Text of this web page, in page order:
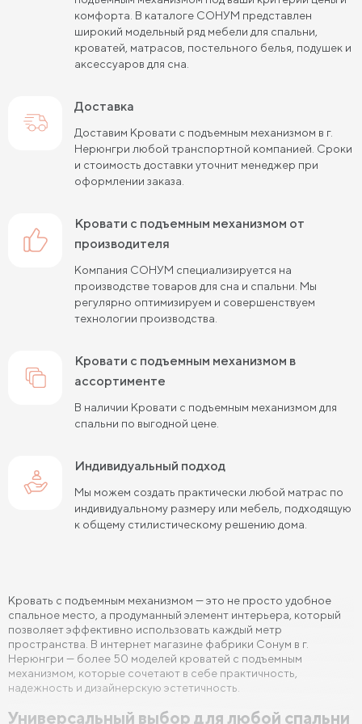
Кровати черного цвета Кровати бежевого цвета
Кровати шириной 80 см (Узкие)
Кровати шириной 140 см
Кровати шириной 180 см Кровати шириной 200 см
Высокие кровати Низкие кровати
Кровати длиной 180 см
Кровати длиной 200 см
Кровати 80х180 см (для маленькой комнаты)
Кровати 90х180 см Кровати 120х180 см
Кровати 90х190 см Кровати 120х190 см
Кровати 140х190 см Кровати 160х190 см
Кровати 80х200 см Кровати 90х200 см
Кровати 120х200 см Кровати 140х200 см
Кровати с подъемным механизмом
Кровати для взрослых Кровати с ящиками
Кровати 160 х 200 с подъемным механизмом и ящиками
комфорта. В каталоге СОНУМ представлен
широкий модельный ряд мебели для спальни,
кроватей, матрасов, постельного белья, подушек и
аксессуаров для сна.
Доставка
Доставим Кровати с подъемным механизмом в г.
Нерюнгри любой транспортной компанией. Сроки
и стоимость доставки уточнит менеджер при
оформлении заказа.
Кровати с подъемным механизмом от
производителя
Компания СОНУМ специализируется на
производстве товаров для сна и спальни. Мы
регулярно оптимизируем и совершенствуем
технологии производства.
Кровати с подъемным механизмом в
ассортименте
В наличии Кровати с подъемным механизмом для
спальни по выгодной цене.
Индивидуальный подход
Мы можем создать практически любой матрас по
индивидуальному размеру или мебель, подходящую
к общему стилистическому решению дома.
Кровать с подъемным механизмом — это не просто удобное
спальное место, а продуманный элемент интерьера, который
позволяет эффективно использовать каждый метр
пространства. В интернет магазине фабрики Сонум в г.
Нерюнгри — более 50 моделей кроватей с подъемным
механизмом, которые сочетают в себе практичность,
надежность и дизайнерскую эстетичность.
Универсальный выбор для любой спальни